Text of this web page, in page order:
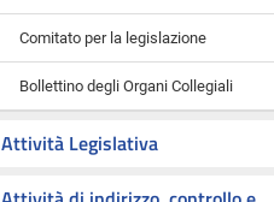
Comitato per la legislazione
Bollettino degli Organi Collegiali
Attività Legislativa